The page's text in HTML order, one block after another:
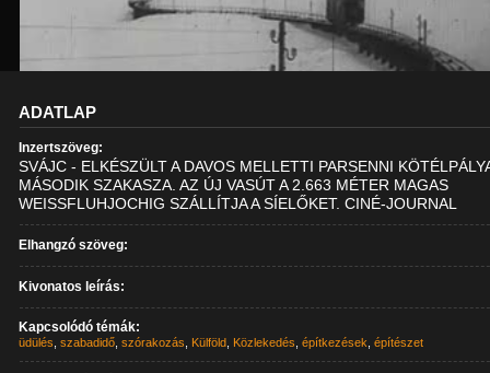
ADATLAP
Inzertszöveg:
SVÁJC - ELKÉSZÜLT A DAVOS MELLETTI PARSENNI
MÁSODIK SZAKASZA. AZ ÚJ VASÚT A 2.663 MÉTER MAGAS
WEISSFLUHJOCHIG SZÁLLÍTJA A SÍELŐKET. CINÉ-JOURNAL
Elhangzó szöveg:
Kivonatos leírás:
Kapcsolódó témák:
üdülés ,szabadidő ,szórakozás Külföld Közlekedés ,építkezések ,építészet